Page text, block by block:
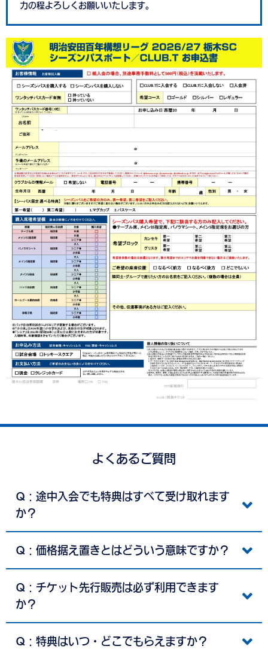
力の程よろしくお願いいたします。
よくあるご質問
Q：途中入会でも特典はすべて受け取れます
か？
Q：価格据え置きとはどういう意味ですか？
Q：チケット先行販売は必ず利用できます
か？
Q：特典はいつ・どこでもらえますか？